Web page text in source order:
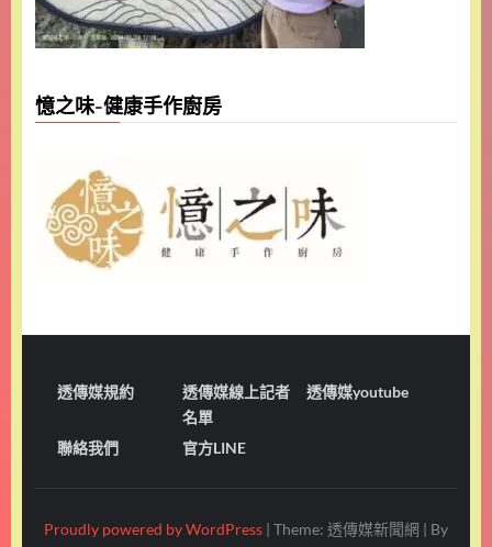
憶之味-健康手作廚房
透傳媒規約
透傳媒線上記者
名單
透傳媒youtube
聯絡我們 官方LINE
Proudly powered by WordPress | Theme: 透傳媒新聞網 | By